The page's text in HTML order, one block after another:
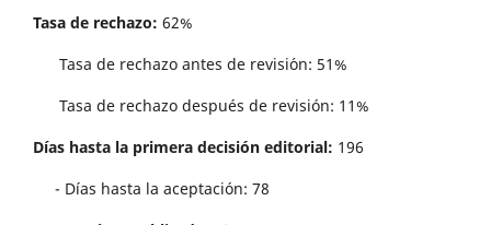
Tasa de rechazo: 62%
Tasa de rechazo antes de revisi´on: 51%
Tasa de rechazo después de revisión: 11%
Días hasta la primera decisión editorial: 196
- Días hasta la aceptación: 78